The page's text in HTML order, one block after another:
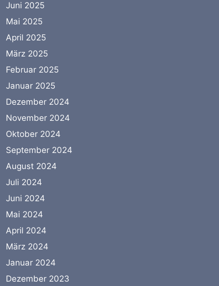
Juni 2025
Mai 2025
April 2025
März 2025
Februar 2025
Januar 2025
Dezember 2024
November 2024
Oktober 2024
September 2024
August 2024
Juli 2024
Juni 2024
Mai 2024
April 2024
März 2024
Januar 2024
Dezember 2023